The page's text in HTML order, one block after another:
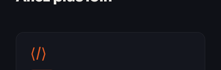
⟨/⟩